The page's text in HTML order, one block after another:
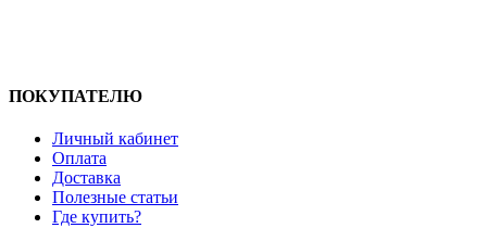
ПОКУПАТЕЛЮ
Личный кабинет
Оплата
Доставка
Полезные статьи
Где купить?